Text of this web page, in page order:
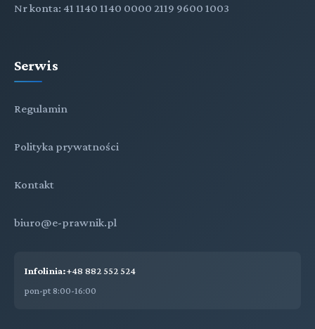
Nr konta: 41 1140 1140 0000 2119 9600 1003
Serwis
Regulamin
Polityka prywatności
Kontakt
biuro@e-prawnik.pl
Infolinia:+48 882 552 524
pon-pt 8:00-16:00